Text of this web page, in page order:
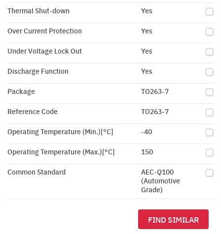
Thermal Shut-down Yes
Over Current Protection Yes
Under Voltage Lock Out Yes
Discharge Function Yes
Package TO263-7
Reference Code TO263-7
Operating Temperature (Min.)[°C] -40
Operating Temperature (Max.)[°C] 150
Common Standard
AEC-Q100
(Automotive
Grade)
FIND SIMILAR